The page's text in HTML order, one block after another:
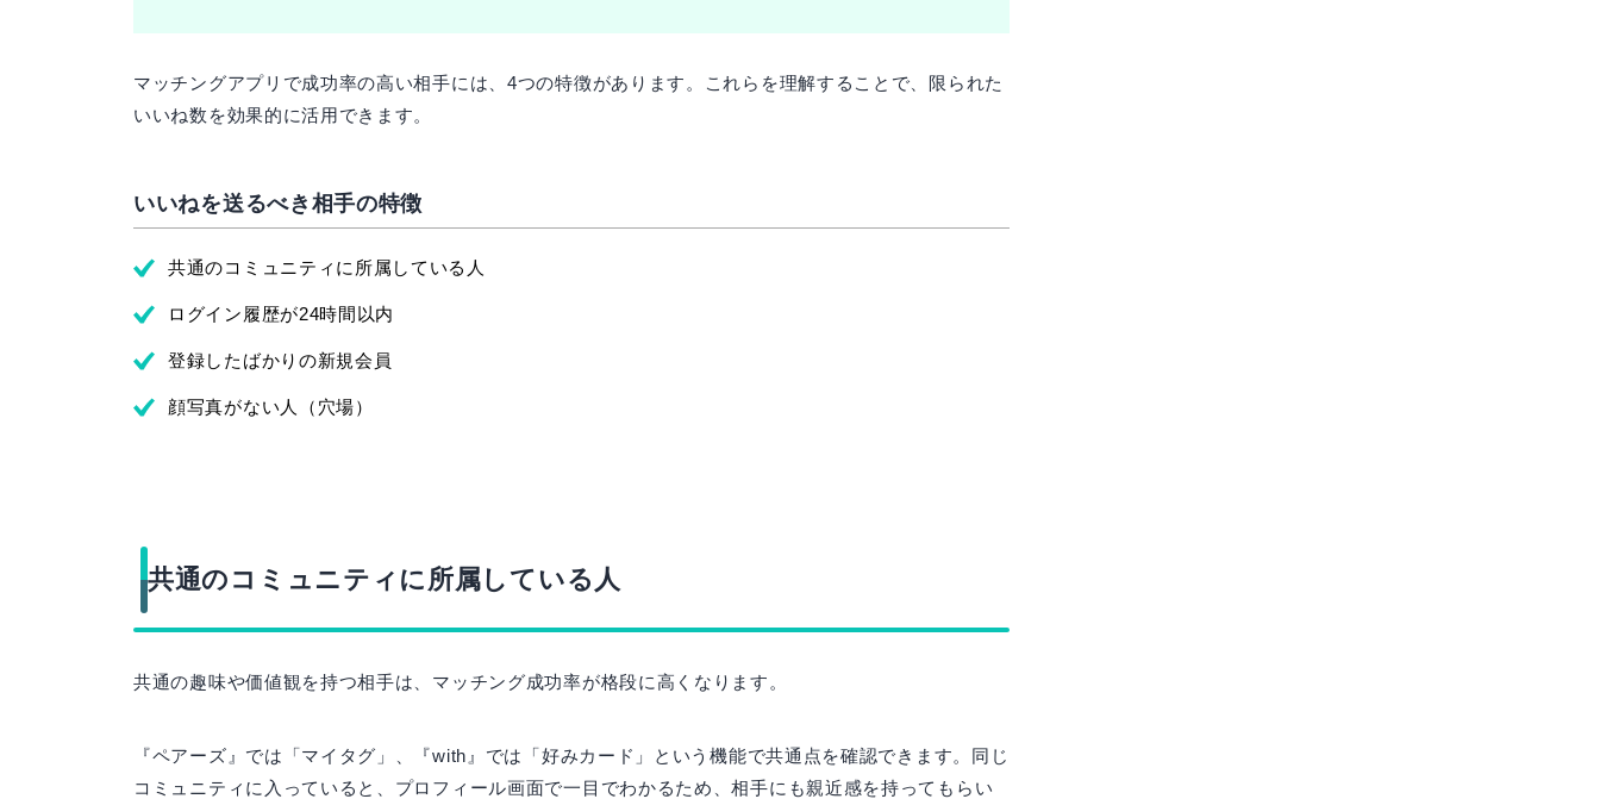
マッチングアプリで成功率の高い相手には、4つの特徴があります。これらを理解することで、限られた
いいね数を効果的に活用できます。
いいねを送るべき相手の特徴
共通のコミュニティに所属している人
ログイン履歴が24時間以内
登録したばかりの新規会員
顔写真がない人（穴場）
共通のコミュニティに所属している人
共通の趣味や価値観を持つ相手は、マッチング成功率が格段に高くなります。
『ペアーズ』では「マイタグ」、『with』では「好みカード」という機能で共通点を確認できます。同じ
コミュニティに入っていると、プロフィール画面で一目でわかるため、相手にも親近感を持ってもらい